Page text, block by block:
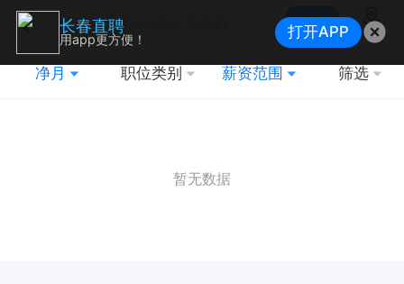
搜索
地图
净月 职位类别 薪资范围 筛选
暂无数据
长春直聘
用app更方便！ 打开APP